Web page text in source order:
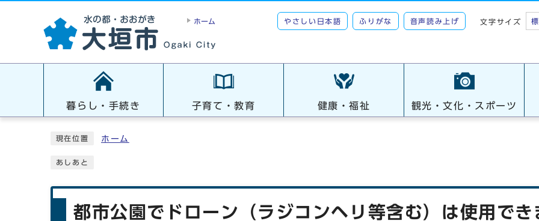
ホーム やさしい日本語 ふりがな 音声読み上げ 文字サイズ
暮らし・手続き 子育て・教育 健康・福祉 観光・文化・スポーツ
現在位置 ホーム
あしあと
都市公園でドローン（ラジコンヘリ等含む）は使用でき